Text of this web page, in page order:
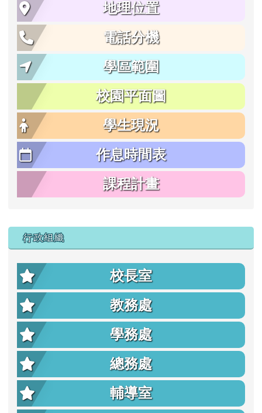
地理位置
電話分機
學區範圍
校園平面圖
學生現況
作息時間表
課程計畫
行政組織
校長室
教務處
學務處
總務處
輔導室